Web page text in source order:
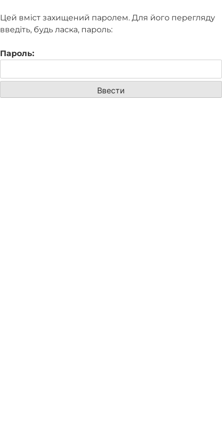
Цей вміст захищений паролем. Для його перегляду
введіть, будь ласка, пароль:
Пароль: